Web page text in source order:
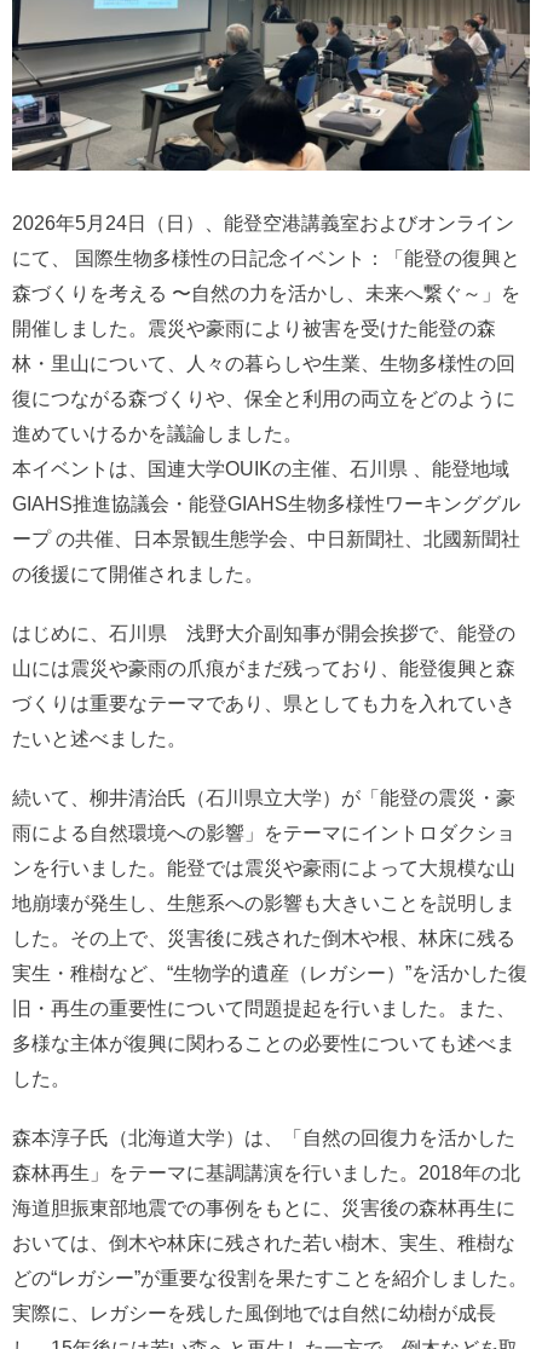
2026年5月24日（日）、能登空港講義室およびオンライン
にて、 国際生物多様性の日記念イベント：「能登の復興と
森づくりを考える 〜自然の力を活かし、未来へ繋ぐ～」を
開催しました。震災や豪雨により被害を受けた能登の森
林・里山について、人々の暮らしや生業、生物多様性の回
復につながる森づくりや、保全と利用の両立をどのように
進めていけるかを議論しました。
本イベントは、国連大学OUIKの主催、石川県 、能登地域
GIAHS推進協議会・能登GIAHS生物多様性ワーキンググル
ープ の共催、日本景観生態学会、中日新聞社、北國新聞社
の後援にて開催されました。
はじめに、石川県 浅野大介副知事が開会挨拶で、能登の
山には震災や豪雨の爪痕がまだ残っており、能登復興と森
づくりは重要なテーマであり、県としても力を入れていき
たいと述べました。
続いて、柳井清治氏（石川県立大学）が「能登の震災・豪
雨による自然環境への影響」をテーマにイントロダクショ
ンを行いました。能登では震災や豪雨によって大規模な山
地崩壊が発生し、生態系への影響も大きいことを説明しま
した。その上で、災害後に残された倒木や根、林床に残る
実生・稚樹など、“生物学的遺産（レガシー）”を活かした復
旧・再生の重要性について問題提起を行いました。また、
多様な主体が復興に関わることの必要性についても述べま
した。
森本淳子氏（北海道大学）は、「自然の回復力を活かした
森林再生」をテーマに基調講演を行いました。2018年の北
海道胆振東部地震での事例をもとに、災害後の森林再生に
おいては、倒木や林床に残された若い樹木、実生、稚樹な
どの“レガシー”が重要な役割を果たすことを紹介しました。
実際に、レガシーを残した風倒地では自然に幼樹が成長